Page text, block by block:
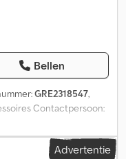
Bellen
GRE2318547,
Contactpersoon:
Advertentie